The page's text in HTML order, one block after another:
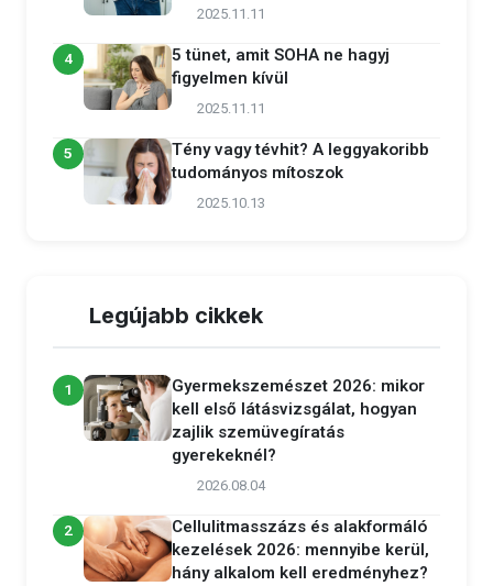
2025.11.11
4
5 tünet, amit SOHA ne hagyj
figyelmen kívül
2025.11.11
5
Tény vagy tévhit? A leggyakoribb
tudományos mítoszok
2025.10.13
Legújabb cikkek
1
Gyermekszemészet 2026: mikor
kell első látásvizsgálat, hogyan
zajlik szemüvegíratás
gyerekeknél?
2026.08.04
2
Cellulitmasszázs és alakformáló
kezelések 2026: mennyibe kerül,
hány alkalom kell eredményhez?